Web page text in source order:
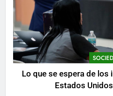
Lo que se espera de
Estados